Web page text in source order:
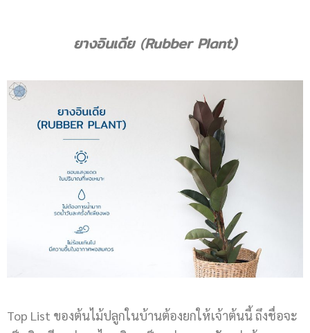
ยางอินเดีย (Rubber Plant)
Top List ของต้นไม้ปลูกในบ้านต้องยกให้เจ้าต้นนี้ ถึงชื่อจะ